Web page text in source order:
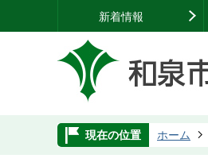
新着情報
現在の位置 ホーム